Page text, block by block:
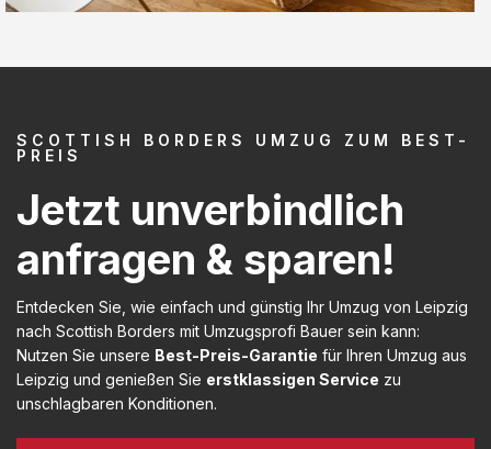
SCOTTISH BORDERS UMZUG ZUM BEST-
PREIS
Jetzt unverbindlich
anfragen & sparen!
Entdecken Sie, wie einfach und günstig Ihr Umzug von Leipzig
nach Scottish Borders mit Umzugsprofi Bauer sein kann:
Nutzen Sie unsere Best-Preis-Garantie für Ihren Umzug aus
Leipzig und genießen Sie erstklassigen Service zu
unschlagbaren Konditionen.